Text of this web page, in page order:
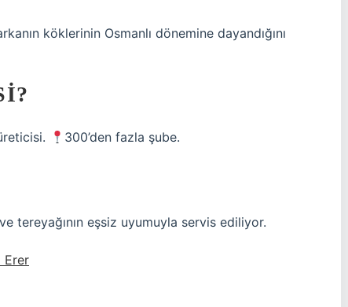
köklerinin Osmanlı dönemine dayandığını
300’den fazla şube.
tereyağının eşsiz uyumuyla servis ediliyor.
Erer